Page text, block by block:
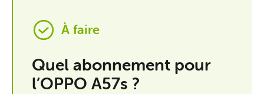
À faire
Quel abonnement pour
l’OPPO A57s ?